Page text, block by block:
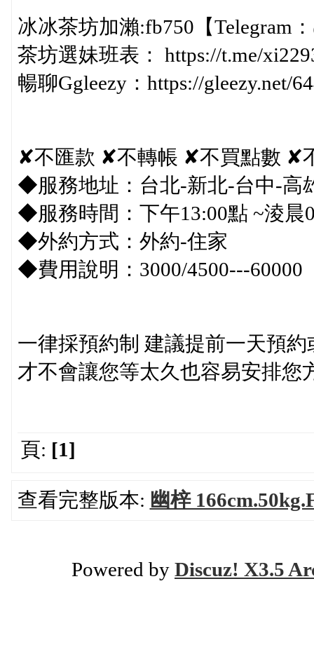
冰冰茶坊加瀨:fb750【Telegram
茶坊選妹班表： https://t.me/
暢聊Ggleezy：https://gleezy.net/
✘不匯款 ✘不轉帳 ✘不買點數 ✘
◆服務地址：台北-新北-台中-高
◆服務時間：下午13:00點 ~淩晨
◆外約方式：外約-住家
◆費用說明：3000/4500---60000
一律採預約制 建議提前一天預
才不會讓您等太久也容易安排您
頁: [1]
查看完整版本: 幽梓
Powered by Discuz! X3.5